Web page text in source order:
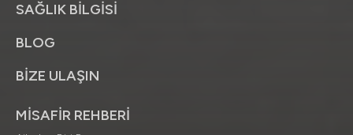
SAĞLIK BİLGİSİ
BLOG
BİZE ULAŞIN
MİSAFİR REHBERİ